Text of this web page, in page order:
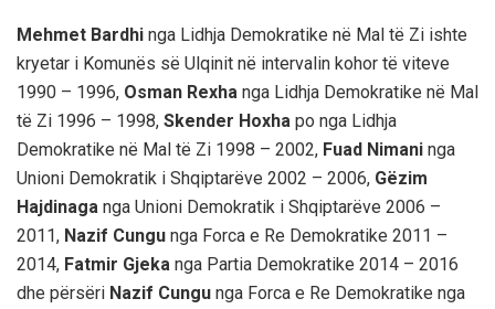
Mehmet Bardhi nga Lidhja Demokratike në Mal të Zi ishte
kryetar i Komunës së Ulqinit në intervalin kohor të viteve
1990 – 1996, Osman Rexha nga Lidhja Demokratike në Mal
të Zi 1996 – 1998, Skender Hoxha po nga Lidhja
Demokratike në Mal të Zi 1998 – 2002, Fuad Nimani nga
Unioni Demokratik i Shqiptarëve 2002 – 2006, Gëzim
Hajdinaga nga Unioni Demokratik i Shqiptarëve 2006 –
2011, Nazif Cungu nga Forca e Re Demokratike 2011 –
2014, Fatmir Gjeka nga Partia Demokratike 2014 – 2016
dhe përsëri Nazif Cungu nga Forca e Re Demokratike nga